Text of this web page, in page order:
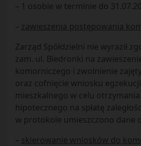
– 1 osobie w terminie do
– zawieszenia postępowania
Zarząd Spółdzielni nie wyraził
zam. ul. Biedronki na
komorniczego i zwolnienie
oraz cofnięcie wniosku
mieszkalnego w celu
hipotecznego na spłatę
w protokole umieszczono dane
– skierowanie wniosków do